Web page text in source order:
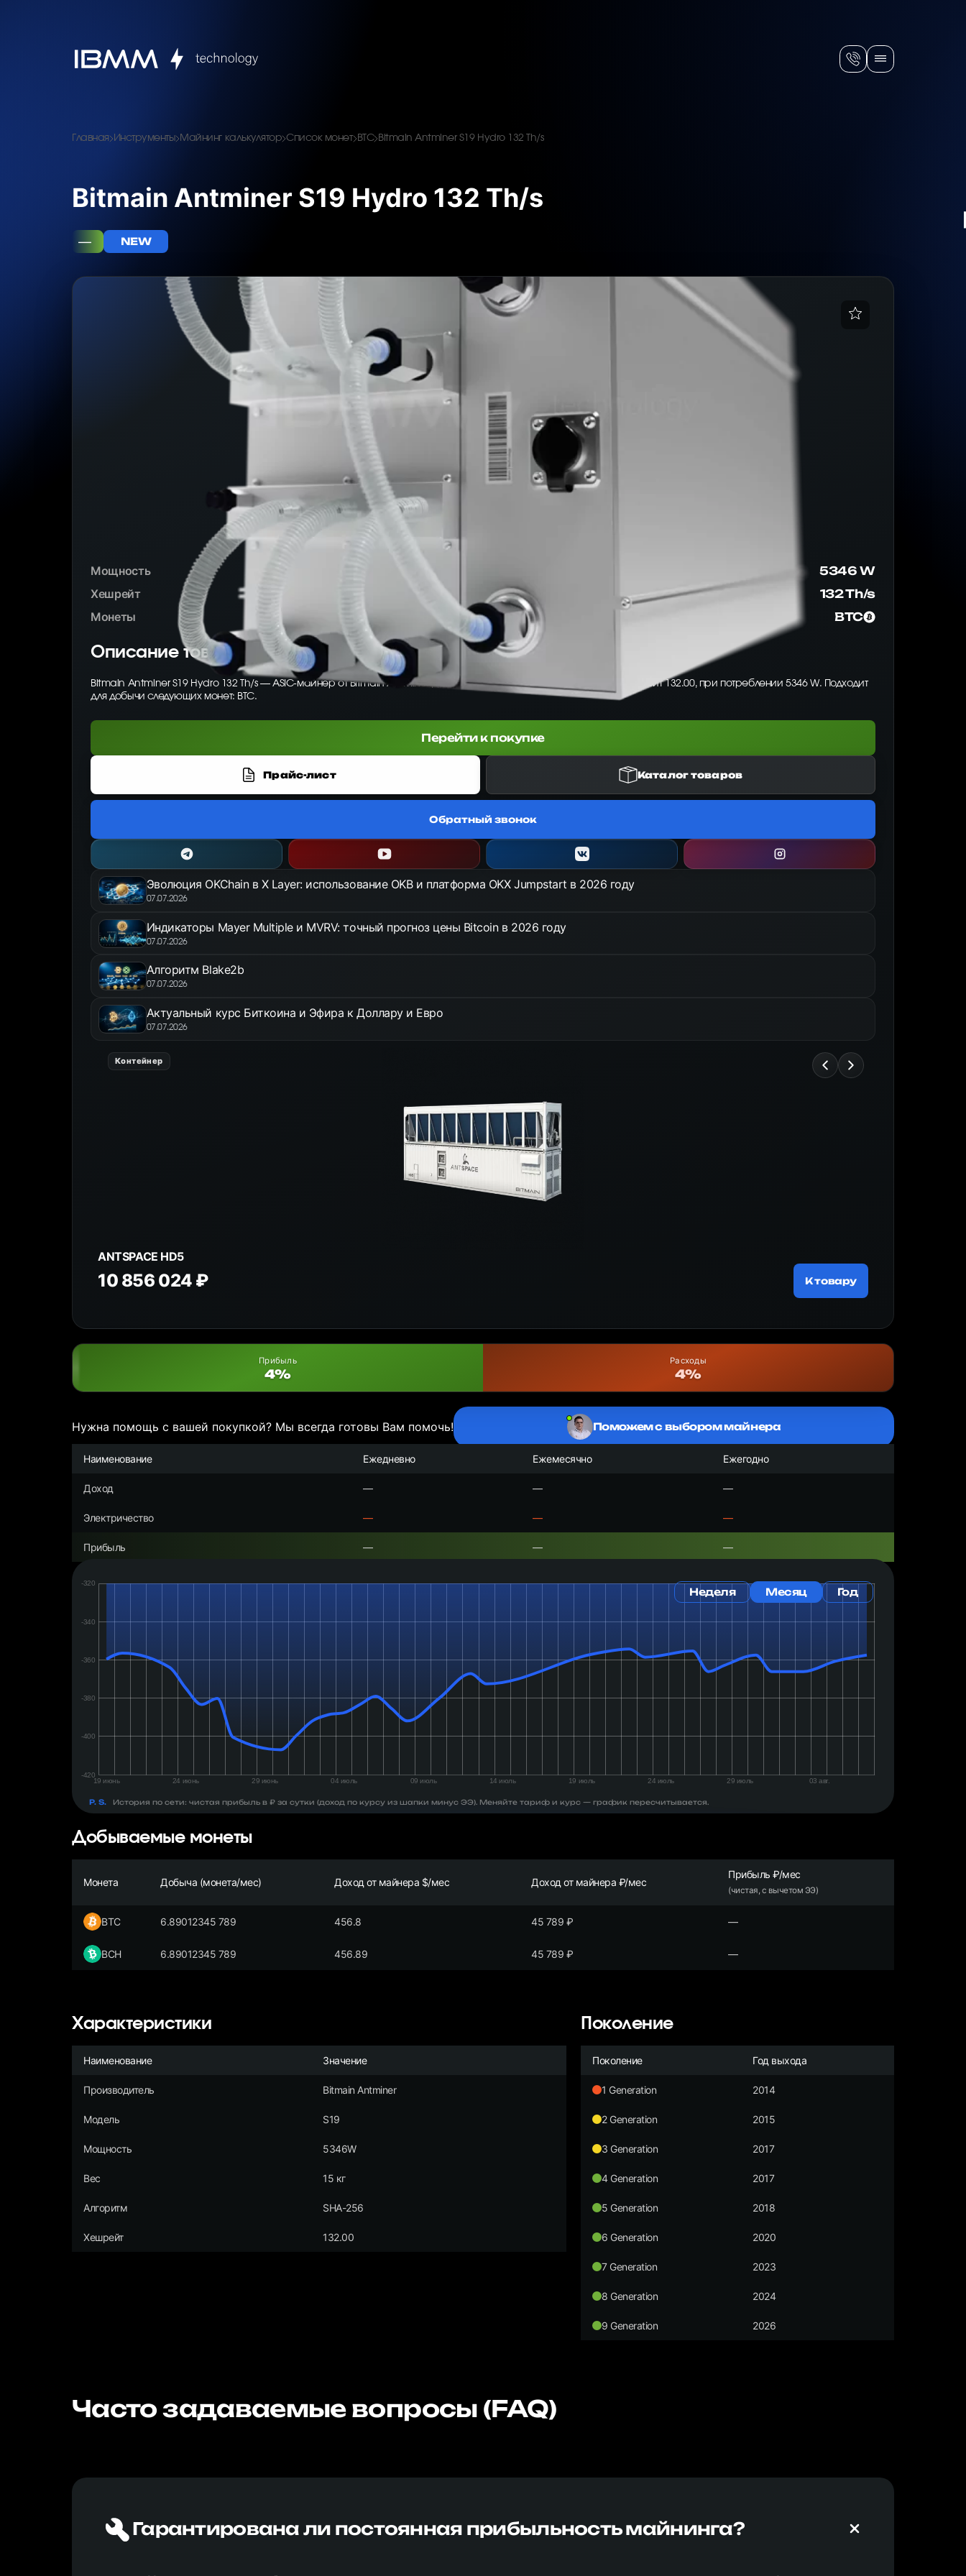
Главная Инструменты Майнинг калькулятор Список монет BTC Bitmain Antminer S19 Hydro 132 Th/s
Bitmain Antminer S19 Hydro 132 Th/s
— NEW
Мощность
5346 W
Хешрейт
132 Th/s
Монеты
BTC
Описание товара
Bitmain Antminer S19 Hydro 132 Th/s — ASIC-майнер от Bitmain Antminer для алгоритма SHA-256. Обеспечивает хешрейт 132.00, при потреблении 5346 W. Подходит
для добычи следующих монет: BTC.
Перейти к покупке
Прайс-лист Каталог товаров
Обратный звонок
Эволюция OKChain в X Layer: использование OKB и платформа OKX Jumpstart в 2026 году
07.07.2026
Индикаторы Mayer Multiple и MVRV: точный прогноз цены Bitcoin в 2026 году
07.07.2026
Алгоритм Blake2b
07.07.2026
Актуальный курс Биткоина и Эфира к Доллару и Евро
07.07.2026
Контейнер
ANTSPACE HD5
10 856 024 ₽ К товару
Прибыль
4%
Расходы
4%
Нужна помощь с вашей покупкой? Мы всегда готовы Вам помочь! Поможем с выбором майнера
Наименование Ежедневно Ежемесячно Ежегодно
Доход — — —
Электричество — — —
Прибыль — — —
Дата:
день:
Неделя Месяц Год
P. S. История по сети: чистая прибыль в ₽ за сутки (доход по курсу из шапки минус ЭЭ). Меняйте тариф и курс — график пересчитывается.
Добываемые монеты
Монета Добыча (монета/мес) Доход от майнера $/мес Доход от майнера ₽/мес
Прибыль ₽/мес
(чистая, с вычетом ЭЭ)
BTC 6.89012345 789 456.8 45 789 ₽ —
BCH 6.89012345 789 456.89 45 789 ₽ —
Характеристики
Наименование Значение
Производитель Bitmain Antminer
Модель S19
Мощность 5346W
Вес 15 кг
Алгоритм SHA-256
Хешрейт 132.00
Поколение
Поколение Год выхода
1 Generation 2014
2 Generation 2015
3 Generation 2017
4 Generation 2017
5 Generation 2018
6 Generation 2020
7 Generation 2023
8 Generation 2024
9 Generation 2026
Часто задаваемые вопросы (FAQ)
Гарантирована ли постоянная прибыльность майнинга?